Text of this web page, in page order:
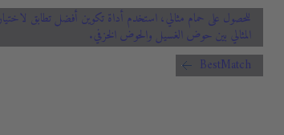
للحصول على حمام مثالي، استخدم أداة تكوين أفضل تطابق لاختيار
المثالي بين حوض الغسيل والحوض الخزفي.
BestMatch